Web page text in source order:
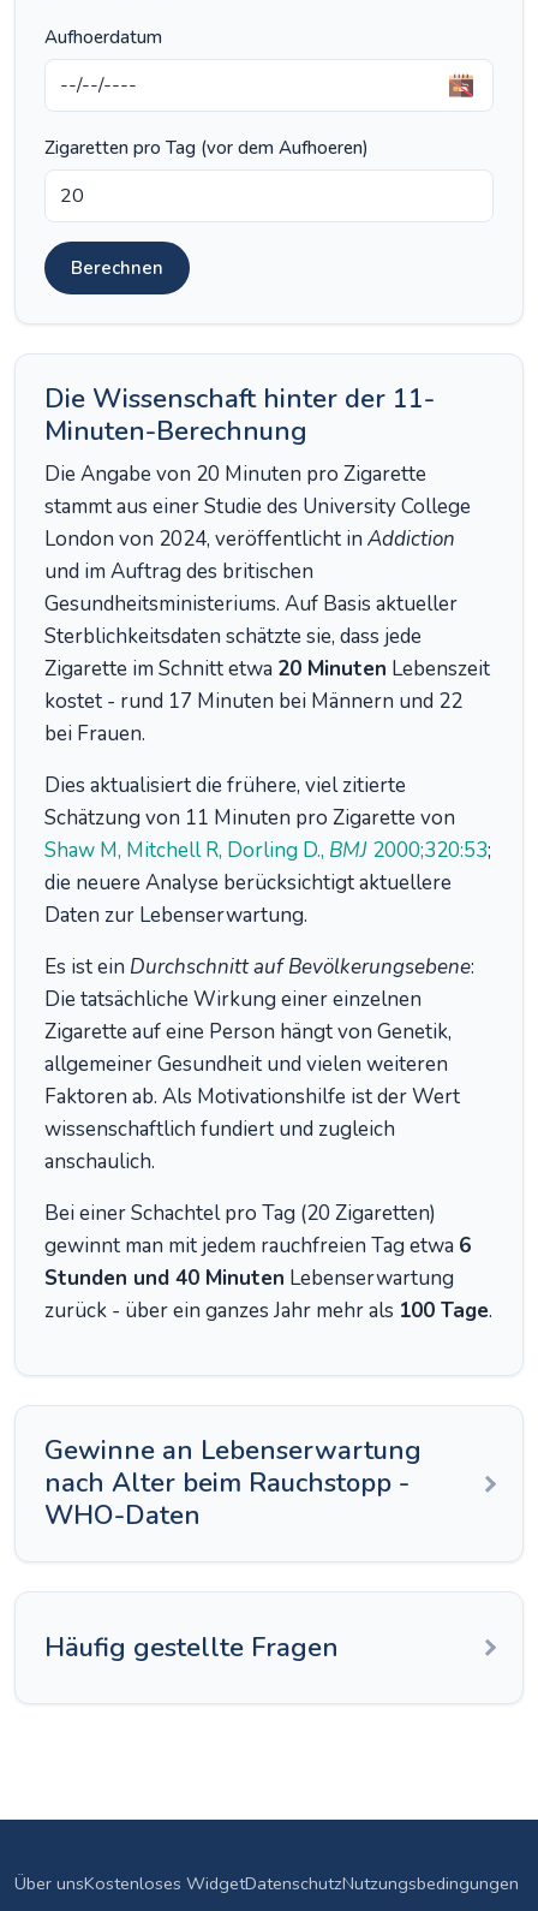
Aufhoerdatum
Zigaretten pro Tag (vor dem Aufhoeren)
Berechnen
Die Wissenschaft hinter der 11-
Minuten-Berechnung
Die Angabe von 20 Minuten pro Zigarette
stammt aus einer Studie des University College
London von 2024, veröffentlicht in Addiction
und im Auftrag des britischen
Gesundheitsministeriums. Auf Basis aktueller
Sterblichkeitsdaten schätzte sie, dass jede
Zigarette im Schnitt etwa 20 Minuten Lebenszeit
kostet - rund 17 Minuten bei Männern und 22
bei Frauen.
Dies aktualisiert die frühere, viel zitierte
Schätzung von 11 Minuten pro Zigarette von
Shaw M, Mitchell R, Dorling D., BMJ 2000;320:53;
die neuere Analyse berücksichtigt aktuellere
Daten zur Lebenserwartung.
Es ist ein Durchschnitt auf Bevölkerungsebene:
Die tatsächliche Wirkung einer einzelnen
Zigarette auf eine Person hängt von Genetik,
allgemeiner Gesundheit und vielen weiteren
Faktoren ab. Als Motivationshilfe ist der Wert
wissenschaftlich fundiert und zugleich
anschaulich.
Bei einer Schachtel pro Tag (20 Zigaretten)
gewinnt man mit jedem rauchfreien Tag etwa 6
Stunden und 40 Minuten Lebenserwartung
zurück - über ein ganzes Jahr mehr als 100 Tage.
Gewinne an Lebenserwartung
nach Alter beim Rauchstopp -
WHO-Daten
Häufig gestellte Fragen
Über unsKostenloses WidgetDatenschutzNutzungsbedingungen